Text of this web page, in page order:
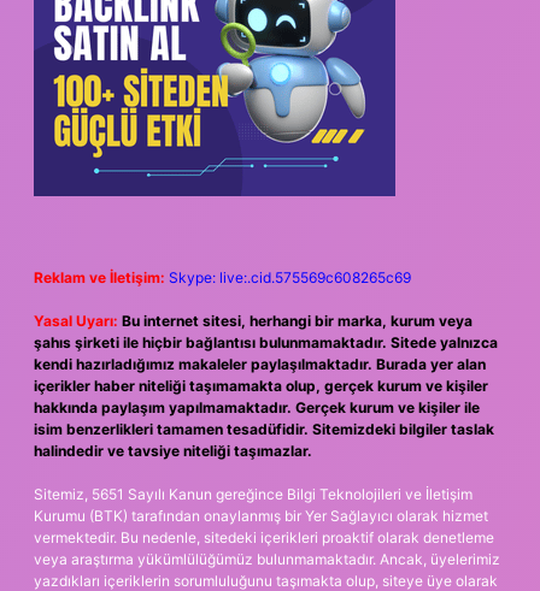
Reklam ve İletişim: Skype: live:.cid.575569c608265c69
Yasal Uyarı: Bu internet sitesi, herhangi bir marka, kurum veya
şahıs şirketi ile hiçbir bağlantısı bulunmamaktadır. Sitede yalnızca
kendi hazırladığımız makaleler paylaşılmaktadır. Burada yer alan
içerikler haber niteliği taşımamakta olup, gerçek kurum ve kişiler
hakkında paylaşım yapılmamaktadır. Gerçek kurum ve kişiler ile
isim benzerlikleri tamamen tesadüfidir. Sitemizdeki bilgiler taslak
halindedir ve tavsiye niteliği taşımazlar.
Sitemiz, 5651 Sayılı Kanun gereğince Bilgi Teknolojileri ve İletişim
Kurumu (BTK) tarafından onaylanmış bir Yer Sağlayıcı olarak hizmet
vermektedir. Bu nedenle, sitedeki içerikleri proaktif olarak denetleme
veya araştırma yükümlülüğümüz bulunmamaktadır. Ancak, üyelerimiz
yazdıkları içeriklerin sorumluluğunu taşımakta olup, siteye üye olarak